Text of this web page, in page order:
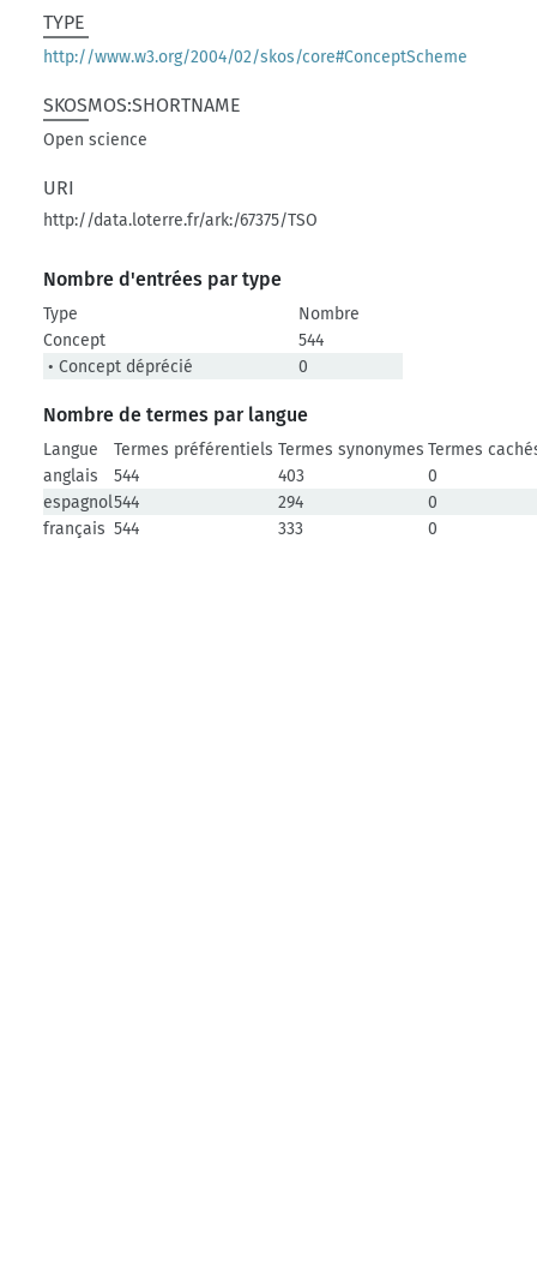
TYPE
http://www.w3.org/2004/02/skos/core#ConceptScheme
SKOSMOS:SHORTNAME
Open science
URI
http://data.loterre.fr/ark:/67375/TSO
Nombre d'entrées par type
Type
Nombre
Concept
544
• Concept déprécié
0
Nombre de termes par langue
Langue Termes préférentiels Termes synonymes Termes
anglais
544 403
0
espagnol544 294
0
français 544 333 0